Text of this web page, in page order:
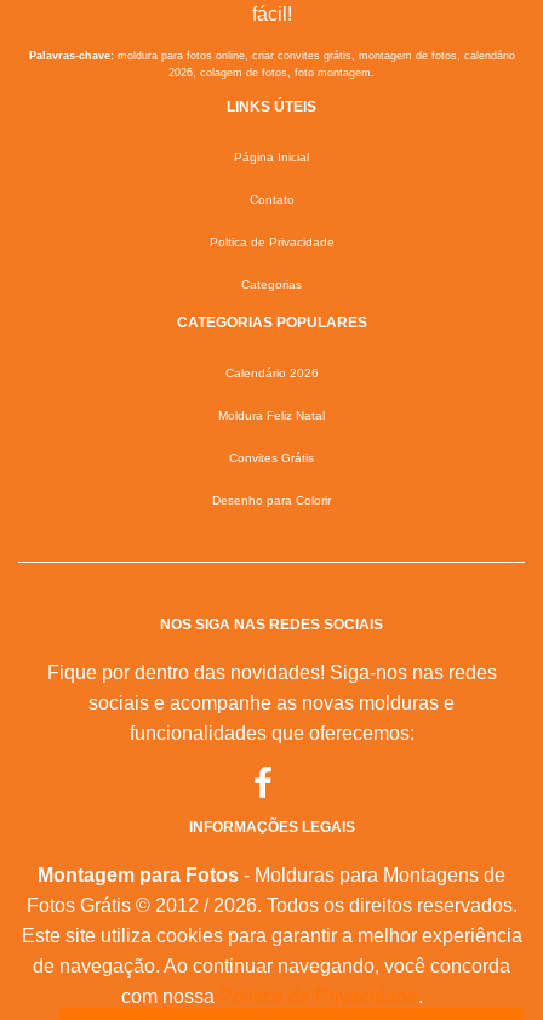
fácil!
Palavras-chave:moldura para fotos online, criar convites grátis, montagem de fotos, calendário
2026, colagem de fotos, foto montagem.
LINKS ÚTEIS
Página Inicial
Contato
Poltica de Privacidade
Categorias
CATEGORIAS POPULARES
Calendário 2026
Moldura Feliz Natal
Convites Grátis
Desenho para Colorir
NOS SIGA NAS REDES SOCIAIS
Fique por dentro das novidades! Siga-nos nas redes
sociais e acompanhe as novas molduras e
funcionalidades que oferecemos:
INFORMAÇÕES LEGAIS
Montagem para Fotos - Molduras para Montagens de
Fotos Grátis © 2012 / 2026. Todos os direitos reservados.
Este site utiliza cookies para garantir a melhor experiência
de navegação. Ao continuar navegando, você concorda
com nossa Política de Privacidade.